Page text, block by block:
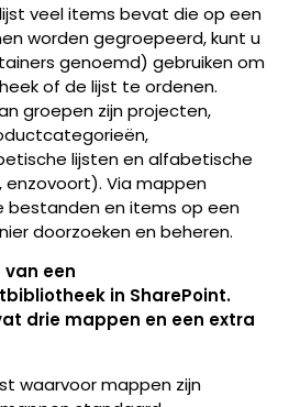
veel items bevat die op een
worden gegroepeerd, kunt u
genoemd) gebruiken om
of de lijst te ordenen.
groepen zijn projecten,
lijsten en alfabetische
enzovoort). Via mappen
bestanden en items op een
doorzoeken en beheren.
waarvoor mappen zijn